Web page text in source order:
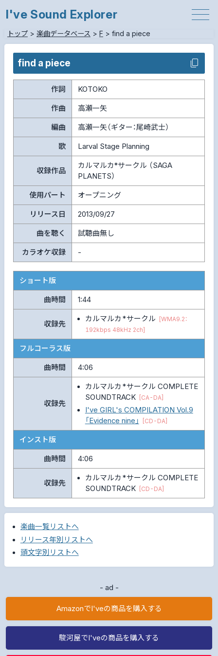
I've Sound Explorer
トップ> 楽曲データベース > F > find a piece
find a piece
作詞 KOTOKO
作曲 高瀬一矢
編曲 高瀬一矢（ギター：尾崎武士）
歌 Larval Stage Planning
収録作品
カルマルカ*サークル （SAGA
PLANETS）
使用パート オープニング
リリース日 2013/09/27
曲を聴く 試聴曲無し
カラオケ収録 -
ショート版
曲時間 1:44
収録先
カルマルカ*サークル [WMA9.2：
192kbps 48kHz 2ch]
フルコーラス版
曲時間 4:06
収録先
カルマルカ*サークル COMPLETE
SOUNDTRACK
[CA-DA]
I've GIRL's COMPILATION Vol.9
「Evidence nine」
[CD-DA]
インスト版
曲時間 4:06
収録先
カルマルカ*サークル COMPLETE
SOUNDTRACK
[CD-DA]
楽曲一覧リストへ
リリース年別リストへ
頭文字別リストへ
- ad -
AmazonでI'veの商品を購入する
駿河屋でI'veの商品を購入する